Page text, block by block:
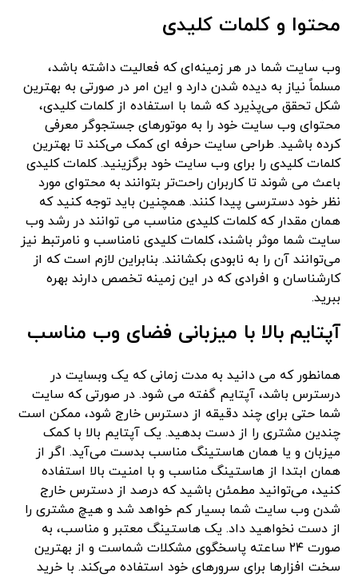
محتوا و کلمات کلیدی
وب سایت شما در هر زمینه‌ای که فعالیت داشته باشد،
مسلماً نیاز به دیده شدن دارد و این امر در صورتی به بهترین
شکل تحقق می‌پذیرد که شما با استفاده از کلمات کلیدی،
محتوای وب سایت خود را به موتورهای جستجوگر معرفی
کرده باشید. طراحی سایت حرفه ای کمک می‌کند تا بهترین
کلمات کلیدی را برای وب سایت خود برگزینید. کلمات کلیدی
باعث می شوند تا کاربران راحت‌تر بتوانند به محتوای مورد
نظر خود دسترسی پیدا کنند. همچنین باید توجه کنید که
همان مقدار که کلمات کلیدی مناسب می توانند در رشد وب
سایت شما موثر باشند، کلمات کلیدی نامناسب و نامرتبط نیز
می‌توانند آن را به نابودی بکشانند. بنابراین لازم است که از
کارشناسان و افرادی که در این زمینه تخصص دارند بهره
ببرید.
آپتایم بالا با میزبانی فضای وب مناسب
همانطور که می دانید به مدت زمانی که یک وبسایت در
درسترس باشد، آپتایم گفته می شود. در صورتی که سایت
شما حتی برای چند دقیقه از دسترس خارج شود، ممکن است
چندین مشتری را از دست بدهید. یک آپتایم بالا با کمک
میزبان و یا همان هاستینگ مناسب بدست می‌آید. اگر از
همان ابتدا از هاستینگ مناسب و با امنیت بالا استفاده
کنید، می‌توانید مطمئن باشید که درصد از دسترس خارج
شدن وب سایت شما بسیار کم خواهد شد و هیچ مشتری را
از دست نخواهید داد. یک هاستینگ معتبر و مناسب، به
صورت ٢۴ ساعته پاسخگوی مشکلات شماست و از بهترین
سخت افزارها برای سرورهای خود استفاده می‌کند. با خرید